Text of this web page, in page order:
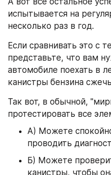
испытывается на
несколько раз в год.
Если сравнивать это с
представьте, что вам
автомобиле поехать в
канистры бензина
Так вот, в обычной,
протестировать все
А) Можете
проводить
Б) Можете
канистры, чтобы